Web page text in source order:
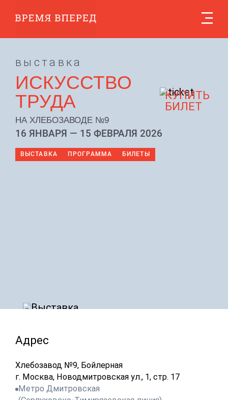
КУПИТЬ
БИЛЕТ
выставка
ИСКУССТВО
ТРУДА
НА ХЛЕБОЗАВОДЕ №9
16 ЯНВАРЯ — 15 ФЕВРАЛЯ 2026
ВЫСТАВКА ПРОГРАММА БИЛЕТЫ
Адрес
Хлебозавод №9, Бойлерная
г. Москва, Новодмитровская ул., 1, стр. 17
Метро Дмитровская